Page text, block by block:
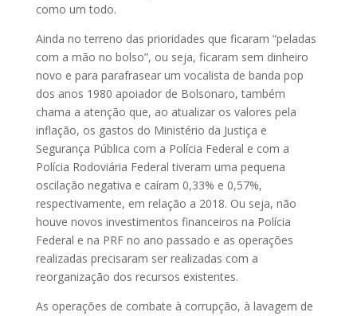
como um todo.
Ainda no terreno das prioridades que ficaram “peladas
com a mão no bolso”, ou seja, ficaram sem dinheiro
novo e para parafrasear um vocalista de banda pop
dos anos 1980 apoiador de Bolsonaro, também
chama a atenção que, ao atualizar os valores pela
inflação, os gastos do Ministério da Justiça e
Segurança Pública com a Polícia Federal e com a
Polícia Rodoviária Federal tiveram uma pequena
oscilação negativa e caíram 0,33% e 0,57%,
respectivamente, em relação a 2018. Ou seja, não
houve novos investimentos financeiros na Polícia
Federal e na PRF no ano passado e as operações
realizadas precisaram ser realizadas com a
reorganização dos recursos existentes.
As operações de combate à corrupção, à lavagem de